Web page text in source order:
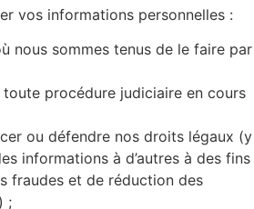
vos informations personnelles :
nous sommes tenus de le faire par
toute procédure judiciaire en cours
ou défendre nos droits légaux (y
informations à d’autres à des fins
fraudes et de réduction des
;